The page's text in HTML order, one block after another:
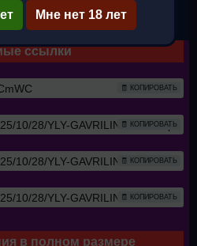
размер
ссылки
🧾 КОПИРОВАТЬ
🧾 КОПИРОВАТЬ
🧾 КОПИРОВАТЬ
🧾 КОПИРОВАТЬ
в полном размере
Мне нет 18 лет